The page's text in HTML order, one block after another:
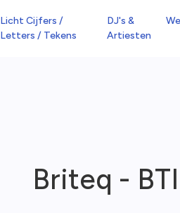
Licht Cijfers /
Letters / Tekens
DJ's &
Artiesten
Briteq -